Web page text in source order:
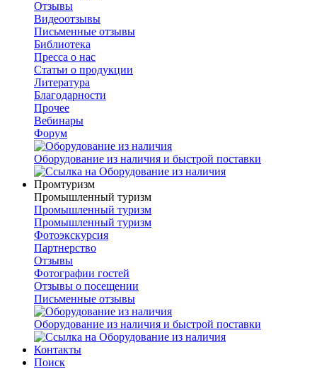
Отзывы
Видеоотзывы
Письменные отзывы
Библиотека
Пресса о нас
Статьи о продукции
Литература
Благодарности
Прочее
Вебинары
Форум
Оборудование из наличия и быстрой поставки
Промтуризм
Промышленный туризм
Промышленный туризм
Промышленный туризм
Фотоэкскурсия
Партнерство
Отзывы
Фотографии гостей
Отзывы о посещении
Письменные отзывы
Оборудование из наличия и быстрой поставки
Контакты
Поиск